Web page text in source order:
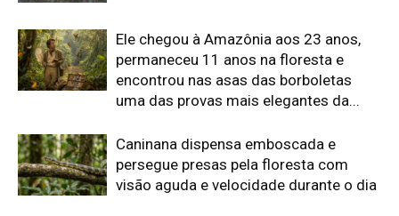
Ele chegou à Amazônia aos 23 anos,
permaneceu 11 anos na floresta e
encontrou nas asas das borboletas
uma das provas mais elegantes da...
Caninana dispensa emboscada e
persegue presas pela floresta com
visão aguda e velocidade durante o dia